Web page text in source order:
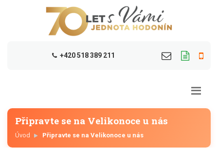
+420 518 389 211
Připravte se na Velikonoce u nás
Úvod Připravte se na Velikonoce u nás